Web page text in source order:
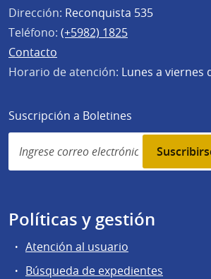
Dirección: Reconquista 535
Teléfono: (+5982) 1825
Contacto
Horario de atención: Lunes a viernes
Suscripción a Boletines
Simplenews
subscription
Políticas y gestión
Atención al usuario
Búsqueda de expedientes